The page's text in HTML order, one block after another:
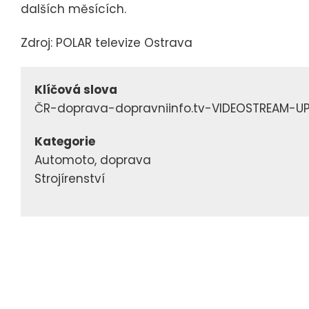
dalších měsících.
Zdroj: POLAR televize Ostrava
Klíčová slova
ČR-doprava-dopravniinfo.tv-VIDEOSTREAM-
Kategorie
Automoto, doprava
Strojírenství